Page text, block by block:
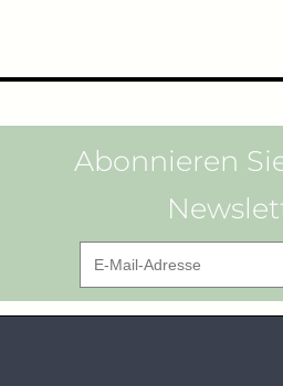
Abonnieren
E-
Mail-
Adresse